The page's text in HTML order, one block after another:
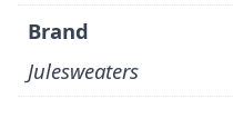
Brand
Julesweaters